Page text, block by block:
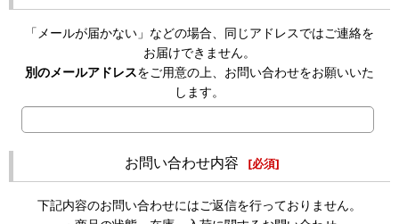
「メールが届かない」などの場合、同じアドレスではご連絡を
お届けできません。
別のメールアドレスをご用意の上、お問い合わせをお願いいた
します。
お問い合わせ内容 [必須]
下記内容のお問い合わせにはご返信を行っておりません。